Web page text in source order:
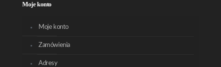
Moje konto
Moje konto
Zamówienia
Adresy